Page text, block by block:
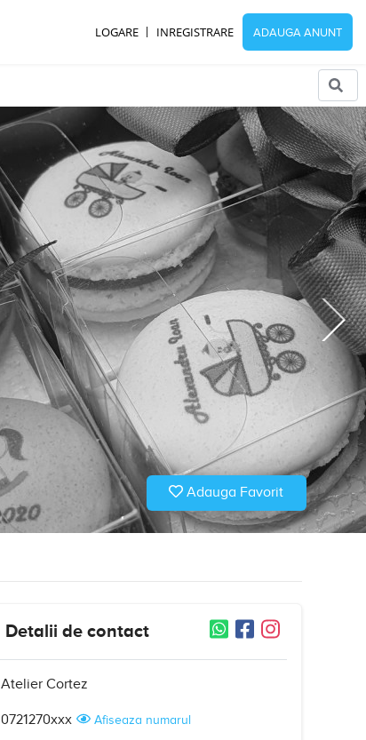
LOGARE INREGISTRARE ADAUGA ANUNT
Adauga Favorit
Detalii de contact
Atelier Cortez
0721270xxx Afiseaza numarul